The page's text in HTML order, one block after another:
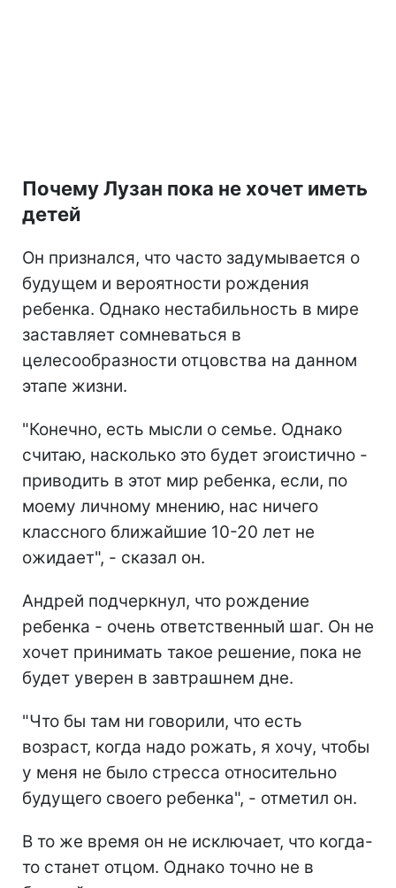
Почему Лузан пока не хочет иметь
детей
Он признался, что часто задумывается о
будущем и вероятности рождения
ребенка. Однако нестабильность в мире
заставляет сомневаться в
целесообразности отцовства на данном
этапе жизни.
"Конечно, есть мысли о семье. Однако
считаю, насколько это будет эгоистично -
приводить в этот мир ребенка, если, по
моему личному мнению, нас ничего
классного ближайшие 10-20 лет не
ожидает", - сказал он.
Андрей подчеркнул, что рождение
ребенка - очень ответственный шаг. Он не
хочет принимать такое решение, пока не
будет уверен в завтрашнем дне.
"Что бы там ни говорили, что есть
возраст, когда надо рожать, я хочу, чтобы
у меня не было стресса относительно
будущего своего ребенка", - отметил он.
В то же время он не исключает, что когда-
то станет отцом. Однако точно не в